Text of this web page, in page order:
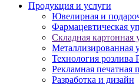
Продукция и услуги
Ювелирная и
Фармацевтическая
Складная картонная
Металлизированная
Технология розлива
Рекламная печатная
Разработка и дизайн